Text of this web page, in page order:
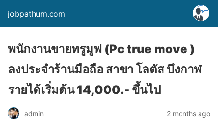
jobpathum.com
พนักงานขายทรูมูฟ (Pc true move )
ลงประจำร้านมือถือ สาขา โลตัส บึงกาฬ
รายได้เริ่มต้น 14,000.- ขึ้นไป
admin 2 months ago